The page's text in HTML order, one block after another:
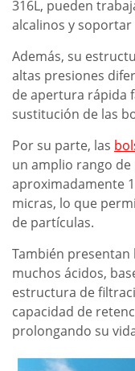
316L, pueden
alcalinos y
Además, su
altas presiones
de apertura rápida
sustitución de las
Por su parte, las
un amplio rango
aproximadamente
micras, lo que
de partículas.
También
muchos ácidos,
estructura de
capacidad de
prolongando su